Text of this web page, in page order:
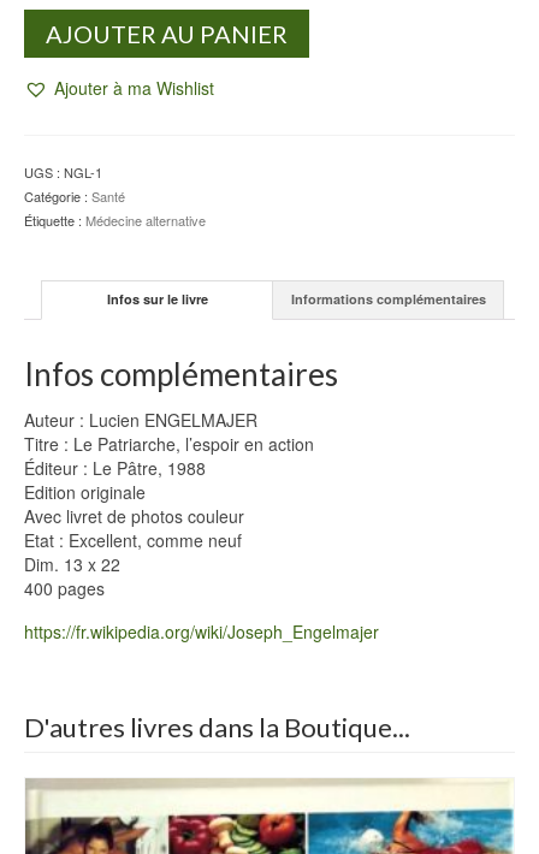
quantité
Patriarche
ENGELMAJER
AJOUTER AU PANIER
Ajouter à ma Wishlist
UGS : NGL-1
Catégorie : Santé
Étiquette : Médecine alternative
Infos sur le livre Informations complémentaires
Infos complémentaires
Auteur : Lucien ENGELMAJER
Titre : Le Patriarche, l’espoir en action
Éditeur : Le Pâtre, 1988
Edition originale
Avec livret de photos couleur
Etat : Excellent, comme neuf
Dim. 13 x 22
400 pages
https://fr.wikipedia.org/wiki/Joseph_Engelmajer
D'autres livres dans la Boutique...